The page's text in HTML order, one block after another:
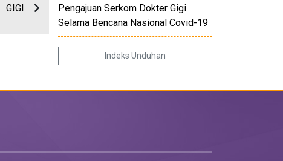
GIGI
Pengajuan Serkom Dokter Gigi
Selama Bencana Nasional Covid-19
Indeks Unduhan